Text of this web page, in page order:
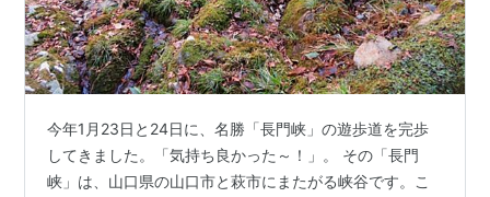
今年1月23日と24日に、名勝「長門峡」の遊歩道を完歩
してきました。「気持ち良かった～！」。 その「長門
峡」は、山口県の山口市と萩市にまたがる峡谷です。こ